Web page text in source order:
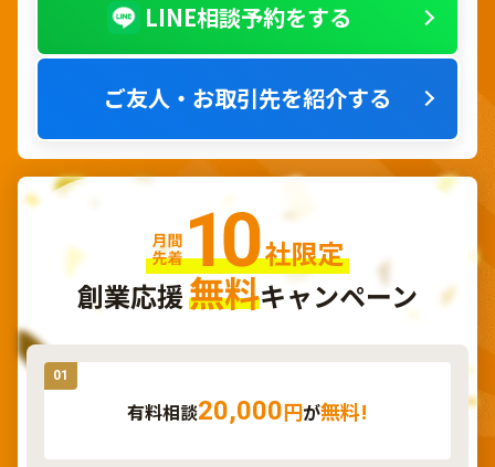
LINE相談予約をする
ご友人・お取引先を紹介する
創業応援無料キャンペーン
01
有料相談20,000円が無料!